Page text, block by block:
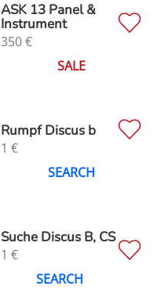
ASK 13 Panel &
Instrument
350€
SALE
Rumpf Discus b
1 €
SEARCH
Suche Discus B, CS
1 €
SEARCH